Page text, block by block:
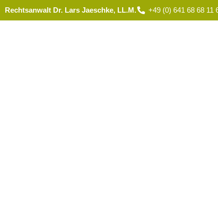
Rechtsanwalt Dr. Lars Jaeschke, LL.M. +49 (0) 641 68 68 11